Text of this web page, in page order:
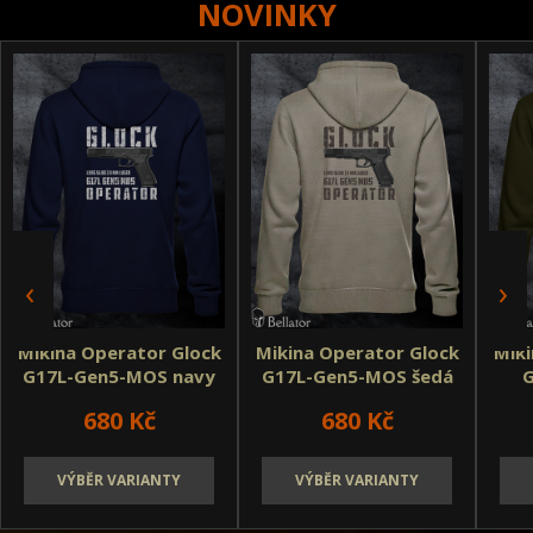
Conflict Mikiny a polokošile
Conflict Doprodej triček
NOVINKY
Mikina Operator Glock
G17L-Gen5-MOS navy
680 Kč
Mikina Operator Glock
G17L-Gen5-MOS šedá
680 Kč